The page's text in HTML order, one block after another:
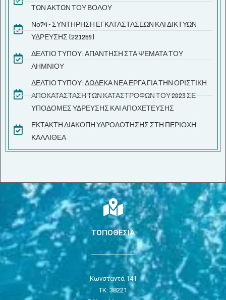
ΤΩΝ ΑΚΤΩΝ ΤΟΥ ΒΟΛΟΥ
Νο74 - ΣΥΝΤΗΡΗΣΗ ΕΓΚΑΤΑΣΤΑΣΕΩΝ ΚΑΙ ΔΙΚΤΥΩΝ
ΥΔΡΕΥΣΗΣ (221269)
ΔΕΛΤΙΟ ΤΥΠΟΥ: ΑΠΑΝΤΗΣΗ ΣΤΑ ΨΕΜΑΤΑ ΤΟΥ
ΛΗΜΝΙΟΥ
ΔΕΛΤΙΟ ΤΥΠΟΥ: ΔΩΔΕΚΑ ΝΕΑ ΕΡΓΑ ΓΙΑ ΤΗΝ ΟΡΙΣΤΙΚΗ
ΑΠΟΚΑΤΑΣΤΑΣΗ ΤΩΝ ΚΑΤΑΣΤΡΟΦΩΝ ΤΟΥ 2023 ΣΕ
ΥΠΟΔΟΜΕΣ ΥΔΡΕΥΣΗΣ ΚΑΙ ΑΠΟΧΕΤΕΥΣΗΣ
ΕΚΤΑΚΤΗ ΔΙΑΚΟΠΗ ΥΔΡΟΔΟΤΗΣΗΣ ΣΤΗ ΠΕΡΙΟΧΗ
ΚΑΛΛΙΘΕΑ
ΤΟΠΟΘΕΣΙΑ
Κωνσταντά 141
ΤΚ: 38221